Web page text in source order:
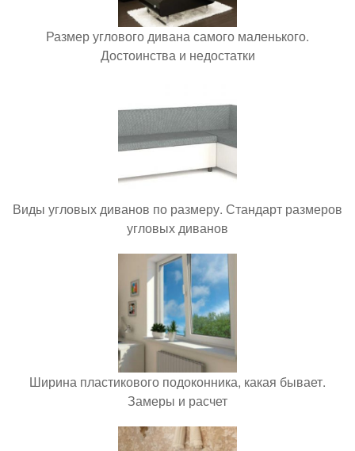
Размер углового дивана самого маленького.
Достоинства и недостатки
Виды угловых диванов по размеру. Стандарт размеров
угловых диванов
Ширина пластикового подоконника, какая бывает.
Замеры и расчет